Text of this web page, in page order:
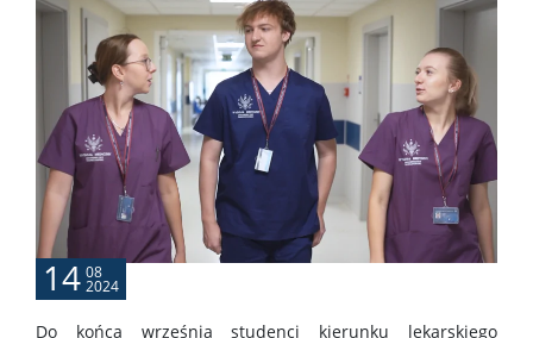
Biological Therapeutics
Program studiów – Biological Therapeutics/Leki
biologiczne
Zarządzenie w/s utworzenia kierunku
Uchwała w/s programu studiów
14 08
2024
Do końca września studenci kierunku lekarskiego